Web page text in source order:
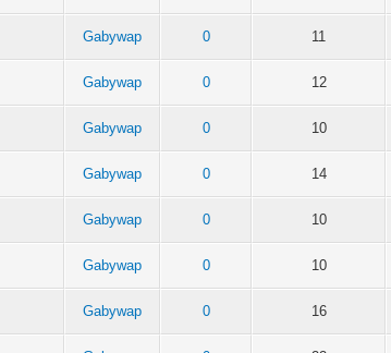
Gabywap 0 11
Gabywap 0 12
Gabywap 0 10
Gabywap 0 14
Gabywap 0 10
Gabywap 0 10
Gabywap 0 16